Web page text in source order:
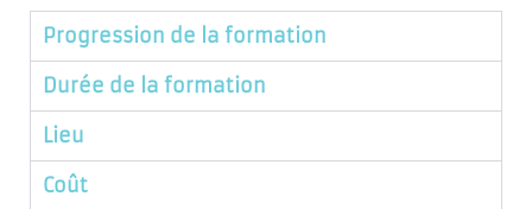
Progression de la formation
Durée de la formation
Lieu
Coût